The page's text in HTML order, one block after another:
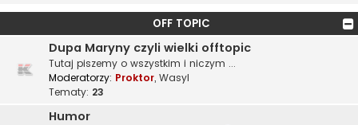
OFF TOPIC
Dupa Maryny czyli wielki offtopic
Tutaj piszemy o wszystkim i niczym ...
Moderatorzy: Proktor, Wasyl
Tematy: 23
Humor